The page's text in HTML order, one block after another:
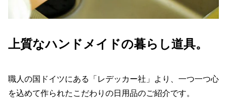
上質なハンドメイドの暮らし道具。
職人の国ドイツにある「レデッカー社」より、一つ一つ心
を込めて作られたこだわりの日用品のご紹介です。